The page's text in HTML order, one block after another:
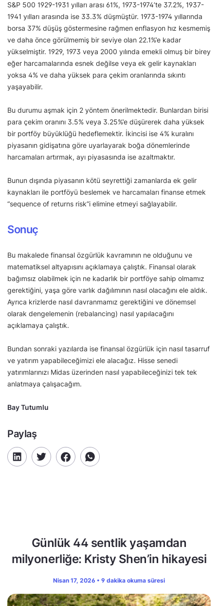
S&P 500 1929-1931 yılları arası 61%, 1973-1974’te 37.2%, 1937-
1941 yılları arasında ise 33.3% düşmüştür. 1973-1974 yıllarında
borsa 37% düşüş göstermesine rağmen enflasyon hız kesmemiş
ve daha önce görülmemiş bir seviye olan 22.1%’e kadar
yükselmiştir. 1929, 1973 veya 2000 yılında emekli olmuş bir birey
eğer harcamalarında esnek değilse veya ek gelir kaynakları
yoksa 4% ve daha yüksek para çekim oranlarında sıkıntı
yaşayabilir.
Bu durumu aşmak için 2 yöntem önerilmektedir. Bunlardan birisi
para çekim oranını 3.5% veya 3.25%’e düşürerek daha yüksek
bir portföy büyüklüğü hedeflemektir. İkincisi ise 4% kuralını
piyasanın gidişatına göre uyarlayarak boğa dönemlerinde
harcamaları artırmak, ayı piyasasında ise azaltmaktır.
Bunun dışında piyasanın kötü seyrettiği zamanlarda ek gelir
kaynakları ile portföyü beslemek ve harcamaları finanse etmek
“sequence of returns risk”i elimine etmeyi sağlayabilir.
Sonuç
Bu makalede finansal özgürlük kavramının ne olduğunu ve
matematiksel altyapısını açıklamaya çalıştık. Finansal olarak
bağımsız olabilmek için ne kadarlık bir portföye sahip olmamız
gerektiğini, yaşa göre varlık dağılımının nasıl olacağını ele aldık.
Ayrıca krizlerde nasıl davranmamız gerektiğini ve dönemsel
olarak dengelemenin (rebalancing) nasıl yapılacağını
açıklamaya çalıştık.
Bundan sonraki yazılarda ise finansal özgürlük için nasıl tasarruf
ve yatırım yapabileceğimizi ele alacağız. Hisse senedi
yatırımlarınızı Midas üzerinden nasıl yapabileceğinizi tek tek
anlatmaya çalışacağım.
Bay Tutumlu
Paylaş
Günlük 44 sentlik yaşamdan
milyonerliğe: Kristy Shen’in hikayesi
Nisan 17, 2026 • 9 dakika okuma süresi